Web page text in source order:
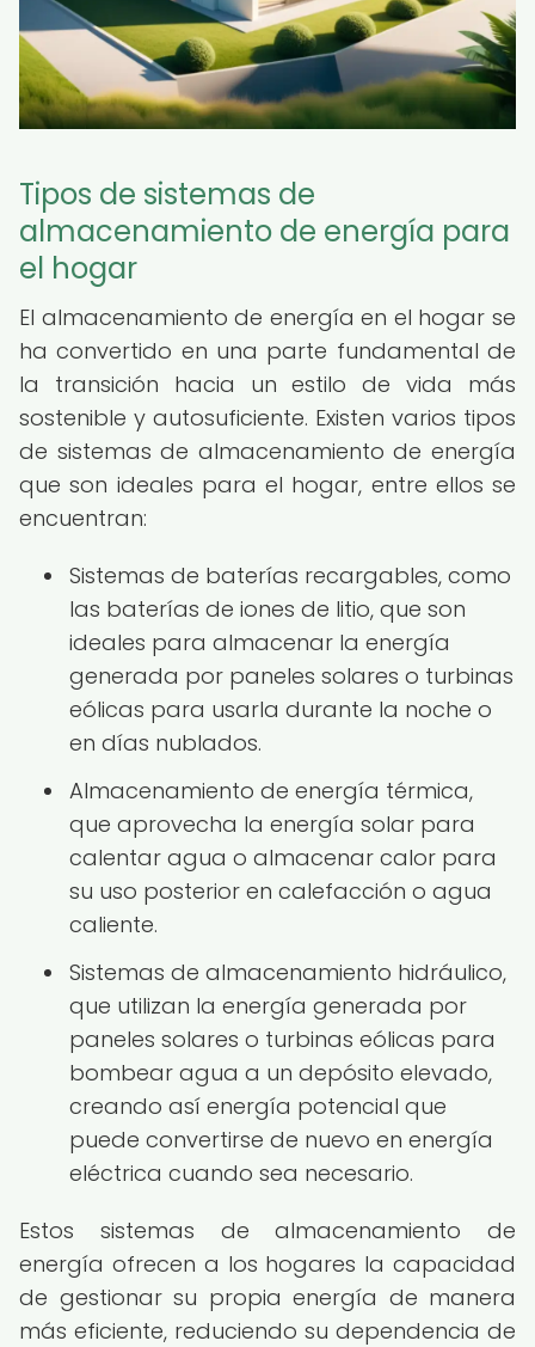
Tipos de sistemas de
almacenamiento de energía para
el hogar
El almacenamiento de energía en el hogar se
ha convertido en una parte fundamental de
la transición hacia un estilo de vida más
sostenible y autosuficiente. Existen varios tipos
de sistemas de almacenamiento de energía
que son ideales para el hogar, entre ellos se
encuentran:
Sistemas de baterías recargables, como
las baterías de iones de litio, que son
ideales para almacenar la energía
generada por paneles solares o turbinas
eólicas para usarla durante la noche o
en días nublados.
Almacenamiento de energía térmica,
que aprovecha la energía solar para
calentar agua o almacenar calor para
su uso posterior en calefacción o agua
caliente.
Sistemas de almacenamiento hidráulico,
que utilizan la energía generada por
paneles solares o turbinas eólicas para
bombear agua a un depósito elevado,
creando así energía potencial que
puede convertirse de nuevo en energía
eléctrica cuando sea necesario.
Estos sistemas de almacenamiento de
energía ofrecen a los hogares la capacidad
de gestionar su propia energía de manera
más eficiente, reduciendo su dependencia de